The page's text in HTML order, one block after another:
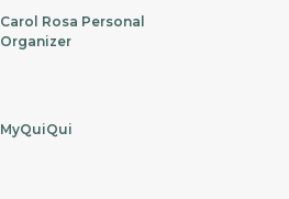
Carol Rosa Personal
Organizer
MyQuiQui